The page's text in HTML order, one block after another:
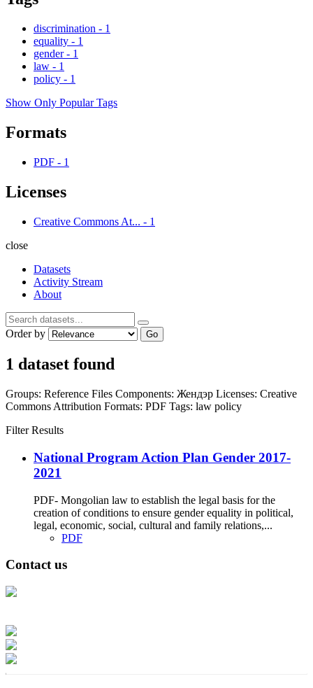
discrimination - 1
equality - 1
gender - 1
law - 1
policy - 1
Show Only Popular Tags
Formats
PDF - 1
Licenses
Creative Commons At... - 1
close
Datasets
Activity Stream
About
Order by Go
1 dataset found
Groups: Reference Files Components: Жендэр Licenses: Creative
Commons Attribution Formats: PDF Tags: law policy
Filter Results
National Program Action Plan Gender 2017-
2021
PDF- Mongolian law to establish the legal basis for the
creation of conditions to ensure gender equality in political,
legal, economic, social, cultural and family relations,...
PDF
Contact us